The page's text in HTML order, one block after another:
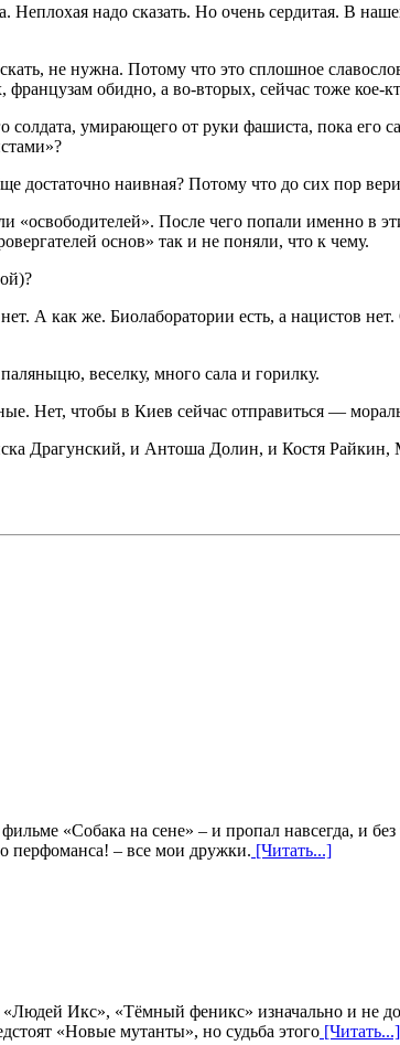
надо сказать. Но очень сердитая. В
не нужна. Потому что это сплошное
обидно, а во-вторых, сейчас тоже кое-
солдата, умирающего от руки фашиста, пока
достаточно наивная? Потому что до сих пор
После чего попали именно в
основ» так и не поняли, что к чему.
как же. Биолаборатории есть, а нацистов нет.
веселку, много сала и горилку.
Нет, чтобы в Киев сейчас отправиться —
Драгунский, и Антоша Долин, и Костя
«Собака на сене» – и пропал навсегда, и
перфоманса! – все мои дружки. [Читать...]
Икс», «Тёмный феникс» изначально и не
«Новые мутанты», но судьба этого [Читать...]